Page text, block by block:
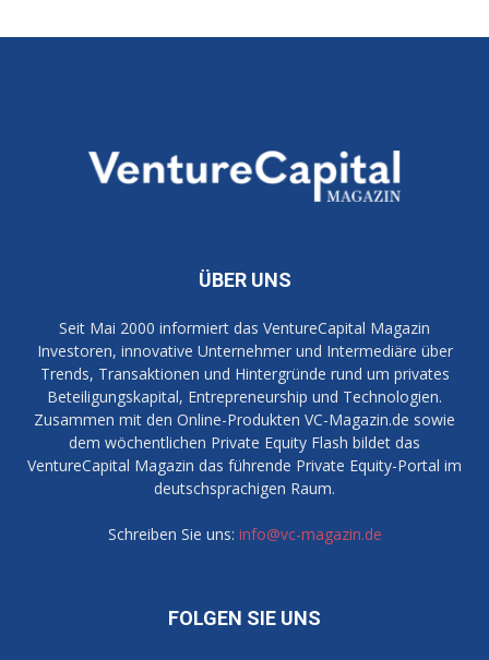
ÜBER UNS
Seit Mai 2000 informiert das VentureCapital Magazin
Investoren, innovative Unternehmer und Intermediäre über
Trends, Transaktionen und Hintergründe rund um privates
Beteiligungskapital, Entrepreneurship und Technologien.
Zusammen mit den Online-Produkten VC-Magazin.de sowie
dem wöchentlichen Private Equity Flash bildet das
VentureCapital Magazin das führende Private Equity-Portal im
deutschsprachigen Raum.
Schreiben Sie uns: info@vc-magazin.de
FOLGEN SIE UNS